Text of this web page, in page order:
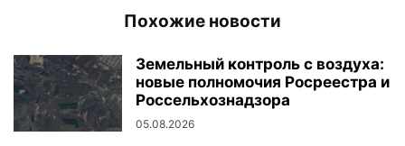
Похожие новости
Земельный контроль с воздуха:
новые полномочия Росреестра и
Россельхознадзора
05.08.2026